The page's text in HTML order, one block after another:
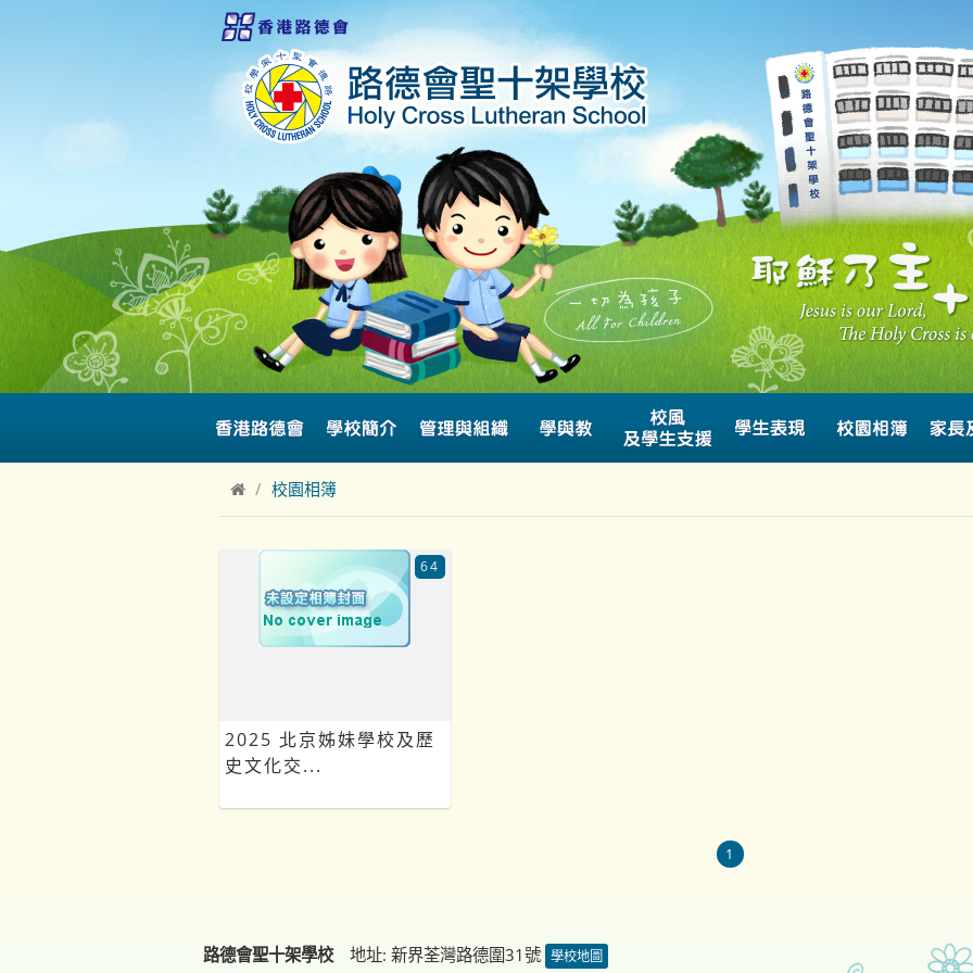
校園相簿
2025 北京姊妹學校及歷
史文化交...
64
1
路德會聖十架學校 地址: 新界荃灣路德圍31號 學校地圖